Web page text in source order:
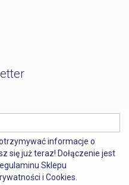
informacje o
się już teraz! Dołączenie jest
Sklepu
i Cookies.